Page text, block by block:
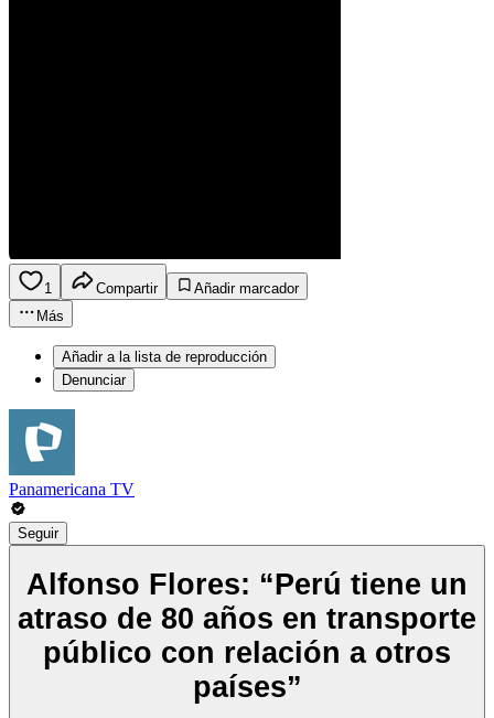
1 Compartir
Añadir marcador
Más
Añadir a la lista de reproducción
Denunciar
Panamericana TV
Seguir
Alfonso Flores: “Perú tiene un
atraso de 80 años en transporte
público con relación a otros
países”